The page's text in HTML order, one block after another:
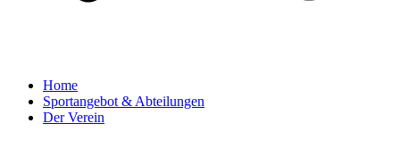
Home
Sportangebot & Abteilungen
Der Verein